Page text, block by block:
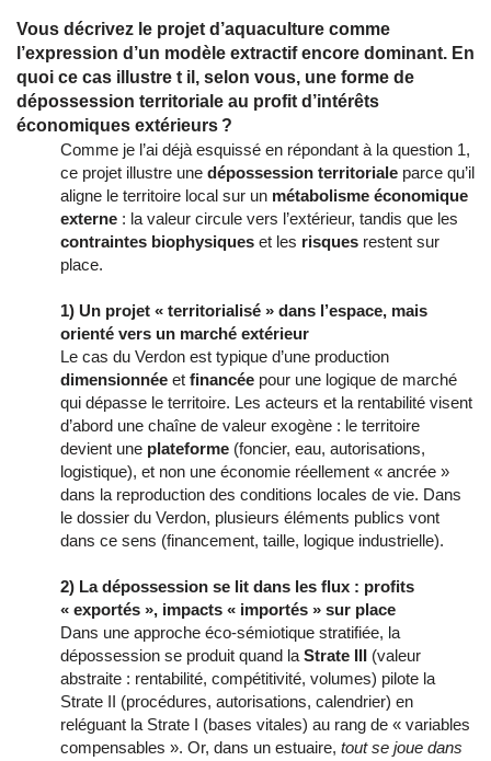
Vous décrivez le projet d’aquaculture comme
l’expression d’un modèle extractif encore dominant. En
quoi ce cas illustre t il, selon vous, une forme de
dépossession territoriale au profit d’intérêts
économiques extérieurs ?
Comme je l’ai déjà esquissé en répondant à la question 1,
ce projet illustre une dépossession territoriale parce qu’il
aligne le territoire local sur un métabolisme économique
externe : la valeur circule vers l’extérieur, tandis que les
contraintes biophysiques et les risques restent sur
place.
1) Un projet « territorialisé » dans l’espace, mais
orienté vers un marché extérieur
Le cas du Verdon est typique d’une production
dimensionnée et financée pour une logique de marché
qui dépasse le territoire. Les acteurs et la rentabilité visent
d’abord une chaîne de valeur exogène : le territoire
devient une plateforme (foncier, eau, autorisations,
logistique), et non une économie réellement « ancrée »
dans la reproduction des conditions locales de vie. Dans
le dossier du Verdon, plusieurs éléments publics vont
dans ce sens (financement, taille, logique industrielle).
2) La dépossession se lit dans les flux : profits
« exportés », impacts « importés » sur place
Dans une approche éco-sémiotique stratifiée, la
dépossession se produit quand la Strate III (valeur
abstraite : rentabilité, compétitivité, volumes) pilote la
Strate II (procédures, autorisations, calendrier) en
reléguant la Strate I (bases vitales) au rang de « variables
compensables ». Or, dans un estuaire, tout se joue dans